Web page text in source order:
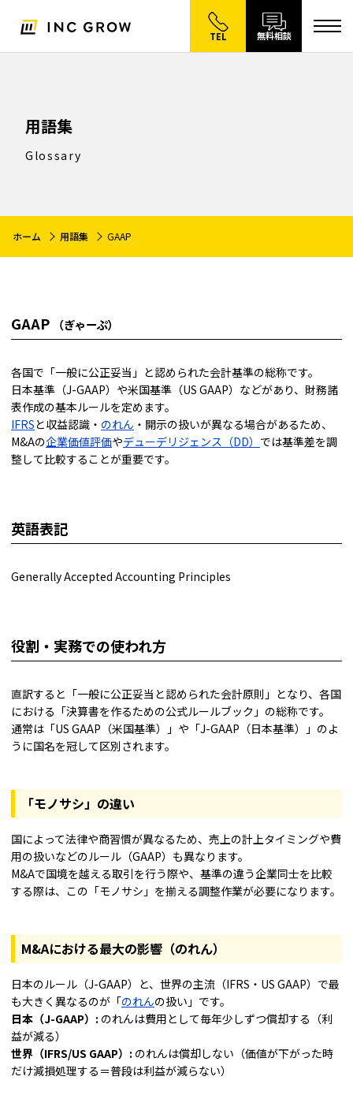
TEL 無料相談
用語集
Glossary
ホーム 用語集 GAAP
GAAP （ぎゃーぷ）
各国で「一般に公正妥当」と認められた会計基準の総称です。
日本基準（J-GAAP）や米国基準（US GAAP）などがあり、財務諸
表作成の基本ルールを定めます。
IFRSと収益認識・ のれん ・開示の扱いが異なる場合があるため、
M&Aの企業価値評価やデューデリジェンス（DD） では基準差を調
整して比較することが重要です。
英語表記
Generally Accepted Accounting Principles
役割・実務での使われ方
直訳すると「一般に公正妥当と認められた会計原則」となり、各国
における「決算書を作るための公式ルールブック」の総称です。
通常は「US GAAP（米国基準）」や「J-GAAP（日本基準）」のよ
うに国名を冠して区別されます。
「モノサシ」の違い
国によって法律や商習慣が異なるため、売上の計上タイミングや費
用の扱いなどのルール（GAAP）も異なります。
M&Aで国境を越える取引を行う際や、基準の違う企業同士を比較
する際は、この「モノサシ」を揃える調整作業が必要になります。
M&Aにおける最大の影響（のれん）
日本のルール（J-GAAP）と、世界の主流（IFRS・US GAAP）で最
も大きく異なるのが「のれんの扱い」です。
日本（J-GAAP）: のれんは費用として毎年少しずつ償却する（利
益が減る）
世界（IFRS/US GAAP）: のれんは償却しない（価値が下がった時
だけ減損処理する＝普段は利益が減らない）